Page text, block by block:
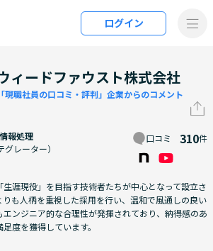
スキップ
ログイン
ィードファウスト株式会社
「現職社員の口コミ・評判」企業からのコメント
報処理
レーター）
口コミ 310件
涯現役」を目指す技術者たちが中心となって設立さ
も人柄を重視した採用を行い、温和で風通しの良い
ンジニア的な合理性が発揮されており、納得感のあ
度を獲得しています。